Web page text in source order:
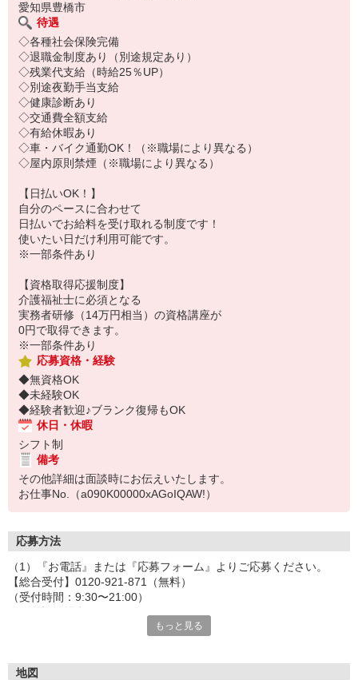
愛知県豊橋市
待遇
◇各種社会保険完備
◇退職金制度あり（別途規定あり）
◇残業代支給（時給25％UP）
◇別途夜勤手当支給
◇健康診断あり
◇交通費全額支給
◇有給休暇あり
◇車・バイク通勤OK！（※職場により異なる）
◇屋内原則禁煙（※職場により異なる）
【日払いOK！】
自分のペースに合わせて
日払いでお給料を受け取れる制度です！
使いたい日だけ利用可能です。
※一部条件あり
【資格取得応援制度】
介護福祉士に必須となる
実務者研修（14万円相当）の資格講座が
0円で取得できます。
※一部条件あり
応募資格・経験
◆無資格OK
◆未経験OK
◆経験者歓迎♪ブランク復帰もOK
休日・休暇
シフト制
備考
その他詳細は面談時にお伝えいたします。
お仕事No.（a090K00000xAGoIQAW!）
応募方法
（1）『お電話』または『応募フォーム』よりご応募ください。
【総合受付】0120-921-871（無料）
（受付時間：9:30〜21:00）
「e-aidemを見て」とお伝えいただけるとスムーズです。
◎応募フォームからのご応募は24時間受付中です！
もっと見る
地図